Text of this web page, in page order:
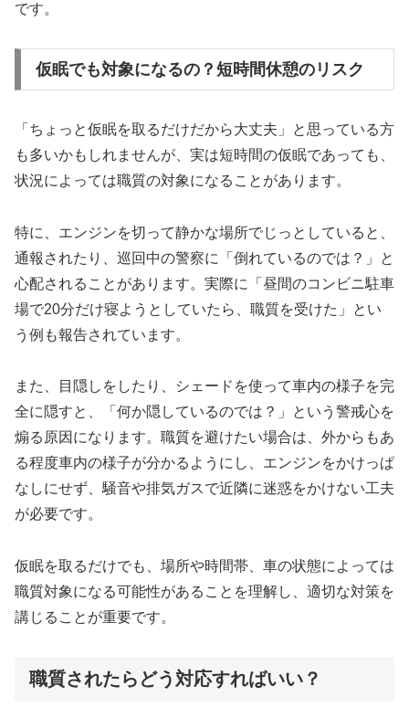
です。
仮眠でも対象になるの？短時間休憩のリスク
「ちょっと仮眠を取るだけだから大丈夫」と思っている方
も多いかもしれませんが、実は短時間の仮眠であっても、
状況によっては職質の対象になることがあります。
特に、エンジンを切って静かな場所でじっとしていると、
通報されたり、巡回中の警察に「倒れているのでは？」と
心配されることがあります。実際に「昼間のコンビニ駐車
場で20分だけ寝ようとしていたら、職質を受けた」とい
う例も報告されています。
また、目隠しをしたり、シェードを使って車内の様子を完
全に隠すと、「何か隠しているのでは？」という警戒心を
煽る原因になります。職質を避けたい場合は、外からもあ
る程度車内の様子が分かるようにし、エンジンをかけっぱ
なしにせず、騒音や排気ガスで近隣に迷惑をかけない工夫
が必要です。
仮眠を取るだけでも、場所や時間帯、車の状態によっては
職質対象になる可能性があることを理解し、適切な対策を
講じることが重要です。
職質されたらどう対応すればいい？